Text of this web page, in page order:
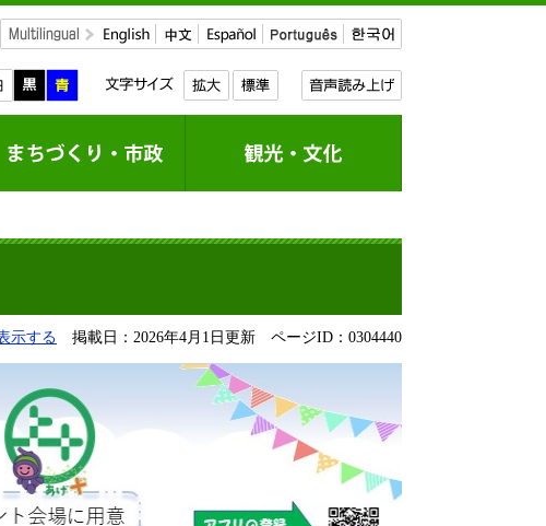
示する 掲載日：2026年4月1日更新 ページID：0304440